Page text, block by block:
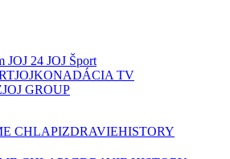
JOJ 24 JOJ Šport
JOJKONADÁCIA TV
JOJ GROUP
CHLAPIZDRAVIEHISTORY